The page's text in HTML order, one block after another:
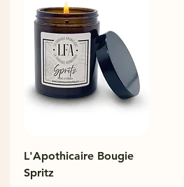
L'Apothicaire Bougie
Spritz